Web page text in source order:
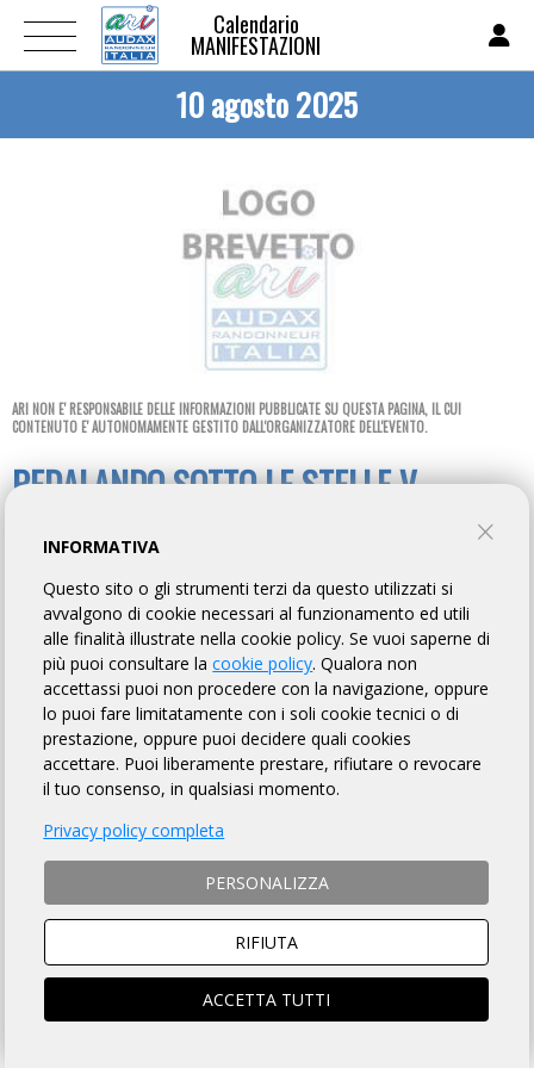
Calendario
MANIFESTAZIONI
10 agosto 2025
ARI NON E' RESPONSABILE DELLE INFORMAZIONI PUBBLICATE SU QUESTA PAGINA, IL CUI
CONTENUTO E' AUTONOMAMENTE GESTITO DALL'ORGANIZZATORE DELL'EVENTO.
PEDALANDO SOTTO LE STELLE V
EDIZION
VELO CLUB BELGIOIOSO TEAM SCARINI
INFORMAZIONI REGOLAMENTO
PUNTI DI CONTROLLO
ROADBOOK
MAPPA FOTO GALLERY ISCRITTI
OMOLOGATI
DISTANZA
200 km
DISLIVELLO
1700 metri
TEMPO MASSIMO
INFORMATIVA
Questo sito o gli strumenti terzi da questo utilizzati si
avvalgono di cookie necessari al funzionamento ed utili
alle finalità illustrate nella cookie policy. Se vuoi saperne di
più puoi consultare lacookie policy. Qualora non
accettassi puoi non procedere con la navigazione, oppure
lo puoi fare limitatamente con i soli cookie tecnici o di
prestazione, oppure puoi decidere quali cookies
accettare. Puoi liberamente prestare, rifiutare o revocare
il tuo consenso, in qualsiasi momento.
Privacy policy completa
PERSONALIZZA
RIFIUTA
ACCETTA TUTTI